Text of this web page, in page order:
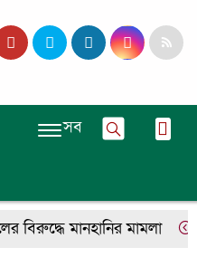
সব
মানহানির মামলা